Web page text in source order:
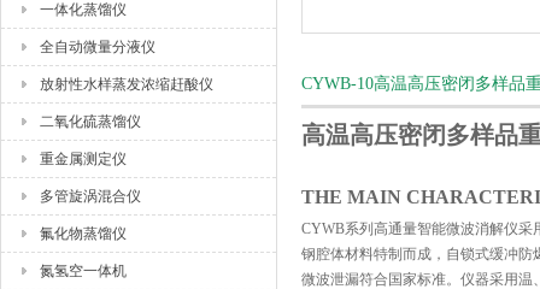
一体化蒸馏仪
全自动微量分液仪
放射性水样蒸发浓缩赶酸仪
二氧化硫蒸馏仪
重金属测定仪
多管旋涡混合仪
氟化物蒸馏仪
氮氢空一体机
CYWB-10高温高压密闭多样品
高温高压密闭多样品
THE MAIN
CYWB系列高通量智能微波消解仪
钢腔体材料特制而成，自锁式缓冲
微波泄漏符合国家标准。仪器采用温